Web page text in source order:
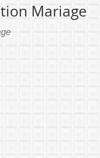
Mariage